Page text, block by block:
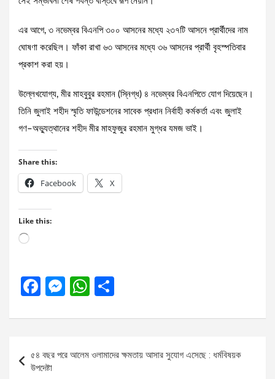
এর আগে, ৩ নভেম্বর বিএনপি ৩০০ আসনের মধ্যে ২৩৭টি আসনে প্রার্থীদের নাম
ঘোষণা করেছিল। ফাঁকা রাখা ৬৩ আসনের মধ্যে ৩৬ আসনের প্রার্থী বৃহস্পতিবার
প্রকাশ করা হয়।
উল্লেখযোগ্য, মীর মাহবুবুর রহমান (স্নিগ্ধ) ৪ নভেম্বর বিএনপিতে যোগ দিয়েছেন।
তিনি জুলাই শহীদ স্মৃতি ফাউন্ডেশনের সাবেক প্রধান নির্বাহী কর্মকর্তা এবং জুলাই
গণ–অভ্যুত্থানের শহীদ মীর মাহফুজুর রহমান মুগ্ধর যমজ ভাই।
Share this:
Facebook X
Like this:
Loading…
F
ce
o
M
se
g
W
at
A
ar
navigation
৫৪ বছর পরে আলেম ওলামাদের ক্ষমতায় আসার সুযোগ এসেছে : ধর্মবিষয়ক
উপদেষ্টা